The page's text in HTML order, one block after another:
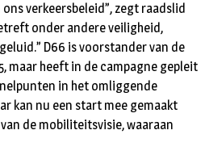
verkeersbeleid”, zegt raadslid
onder andere veiligheid,
D66 is voorstander van de
maar heeft in de campagne gepleit
in het omliggende
kan nu een start mee gemaakt
de mobiliteitsvisie, waaraan